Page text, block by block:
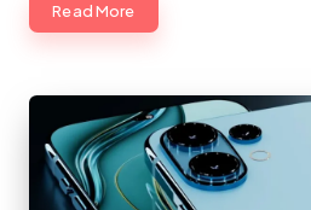
Read More